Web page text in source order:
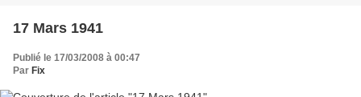
17 Mars 1941
Publié le 17/03/2008 à 00:47
Par Fix